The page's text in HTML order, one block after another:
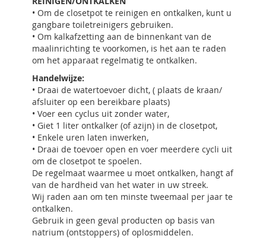
• Om de closetpot te reinigen en ontkalken, kunt u
gangbare toiletreinigers gebruiken.
• Om kalkafzetting aan de binnenkant van de
maalinrichting te voorkomen, is het aan te raden
om het apparaat regelmatig te ontkalken.
Handelwijze:
• Draai de watertoevoer dicht, ( plaats de kraan/
afsluiter op een bereikbare plaats)
• Voer een cyclus uit zonder water,
• Giet 1 liter ontkalker (of azijn) in de closetpot,
• Enkele uren laten inwerken,
• Draai de toevoer open en voer meerdere cycli uit
om de closetpot te spoelen.
De regelmaat waarmee u moet ontkalken, hangt af
van de hardheid van het water in uw streek.
Wij raden aan om ten minste tweemaal per jaar te
ontkalken.
Gebruik in geen geval producten op basis van
natrium (ontstoppers) of oplosmiddelen.